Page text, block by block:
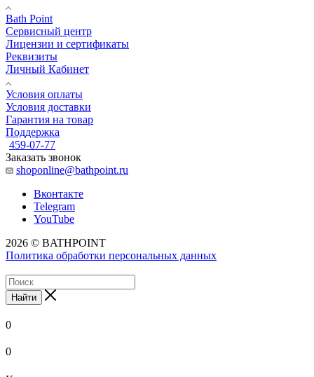
Bath Point
Сервисный центр
Лицензии и сертификаты
Реквизиты
Личный Кабинет
Условия оплаты
Условия доставки
Гарантия на товар
Поддержка
459-07-77
Заказать звонок
shoponline@bathpoint.ru
Вконтакте
Telegram
YouTube
2026 © BATHPOINT
Политика обработки персональных данных
Найти
0
0